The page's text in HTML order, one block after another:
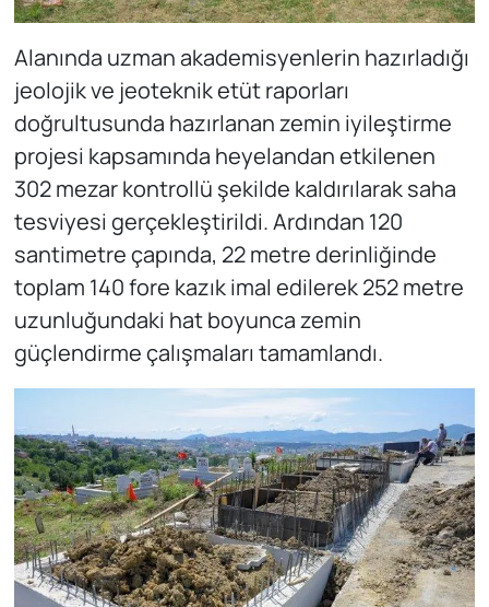
Alanında uzman akademisyenlerin hazırladığı
jeolojik ve jeoteknik etüt raporları
doğrultusunda hazırlanan zemin iyileştirme
projesi kapsamında heyelandan etkilenen
302 mezar kontrollü şekilde kaldırılarak saha
tesviyesi gerçekleştirildi. Ardından 120
santimetre çapında, 22 metre derinliğinde
toplam 140 fore kazık imal edilerek 252 metre
uzunluğundaki hat boyunca zemin
güçlendirme çalışmaları tamamlandı.